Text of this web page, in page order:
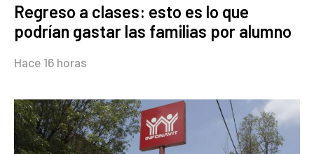
Regreso a clases: esto es lo que
podrían gastar las familias por alumno
Hace 16 horas